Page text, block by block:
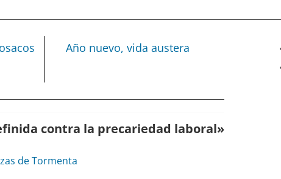
Año nuevo, vida austera
contra la precariedad laboral»
de Tormenta